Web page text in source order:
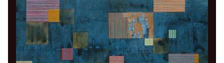
SUIVEZ-NOUS
INSTAGRAM
FACEBOOK